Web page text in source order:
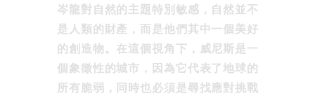
岑龍對自然的主題特別敏感，自然並不
是人類的財產，而是他們其中一個美好
的創造物。在這個視角下，威尼斯是一
個象徵性的城市，因為它代表了地球的
所有脆弱，同時也必須是尋找應對挑戰